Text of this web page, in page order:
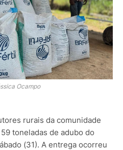
Ocampo
rurais da comunidade
toneladas de adubo do
(31). A entrega ocorreu